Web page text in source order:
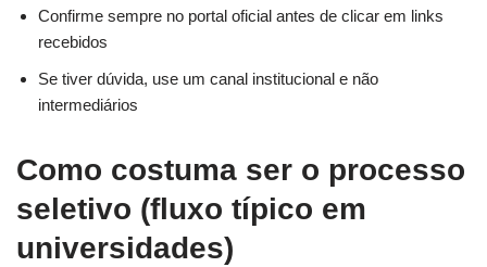
Confirme sempre no portal oficial antes de clicar em links
recebidos
Se tiver dúvida, use um canal institucional e não
intermediários
Como costuma ser o processo
seletivo (fluxo típico em
universidades)